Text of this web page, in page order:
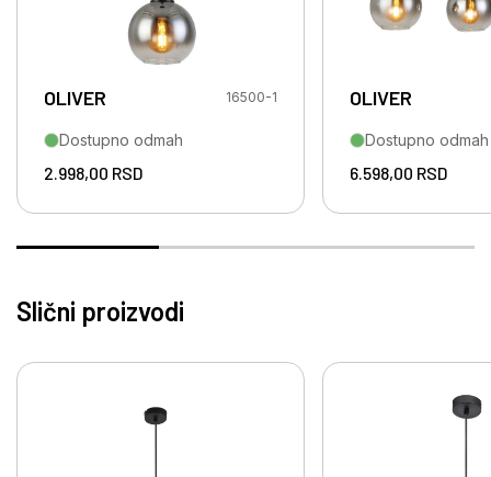
OLIVER 16500-1
Dostupno odmah
2.998,00 RSD
OLIVER
Dostupno odmah
6.598,00 RSD
Slični proizvodi